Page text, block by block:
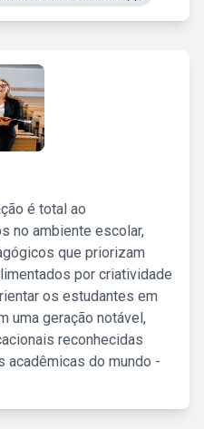
é total ao
no ambiente escolar,
que priorizam
por criatividade
os estudantes em
uma geração notável,
reconhecidas
do mundo -